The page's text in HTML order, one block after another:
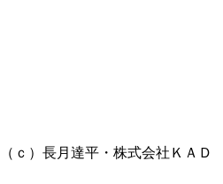
ｃ）長月達平・株式会社ＫＡＤ